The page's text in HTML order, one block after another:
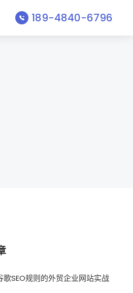
189-4840-6796
歌SEO规则的外贸企业网站实战